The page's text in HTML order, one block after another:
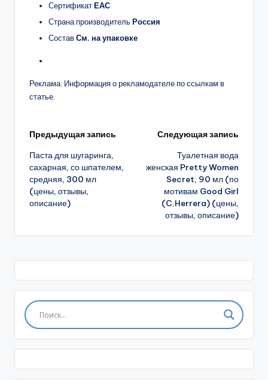
СертификатЕАС
Страна производительРоссия
СоставСм. на упаковке
Реклама. Информация о рекламодателе по ссылкам в
статье.
Навигация
записи
Предыдущая запись
Паста для шугаринга,
сахарная, со шпателем,
средняя, 300 мл
(цены, отзывы,
описание)
Следующая запись
Туалетная вода
женская Pretty Women
Secret, 90 мл (по
мотивам Good Girl
(C.Herrera) (цены,
отзывы, описание)